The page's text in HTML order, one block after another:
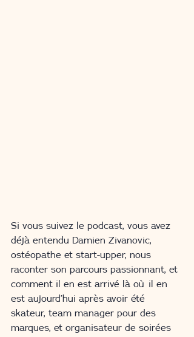
Si vous suivez le podcast, vous avez
déjà entendu Damien Zivanovic,
ostéopathe et start-upper, nous
raconter son parcours passionnant, et
comment il en est arrivé là où il en
est aujourd’hui après avoir été
skateur, team manager pour des
marques, et organisateur de soirées